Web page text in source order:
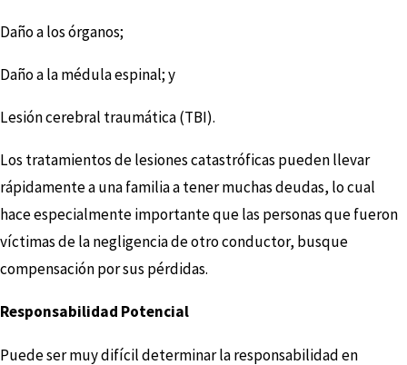
Daño a los órganos;
Daño a la médula espinal; y
Lesión cerebral traumática (TBI).
Los tratamientos de lesiones catastróficas pueden llevar
rápidamente a una familia a tener muchas deudas, lo cual
hace especialmente importante que las personas que fueron
víctimas de la negligencia de otro conductor, busque
compensación por sus pérdidas.
Responsabilidad Potencial
Puede ser muy difícil determinar la responsabilidad en